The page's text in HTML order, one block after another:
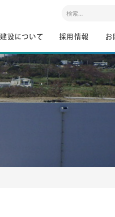
設について 採用情報 お